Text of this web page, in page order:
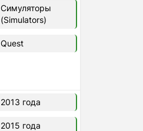
Симуляторы
(Simulators)
Quest
2013 года
2015 года